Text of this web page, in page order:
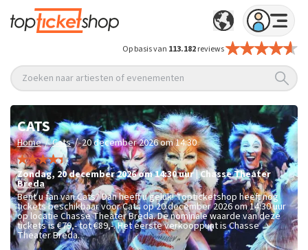
Op basis van 113.182reviews
Zoeken naar artiesten of evenementen
CATS
Home / Cats / 20 december 2026 om 14:30
zondag, 20 december 2026 om 14:30uur|Chasse Theater
Breda
Bent u fan van Cats? Dan heeft u geluk! Topticketshop heeft nog
tickets beschikbaar voor Cats op 20 december 2026 om 14:30 uur
op locatie Chasse Theater Breda. De nominale waarde van deze
tickets is€79,- tot €89,-. Het eerste verkooppunt is Chasse
Theater Breda.